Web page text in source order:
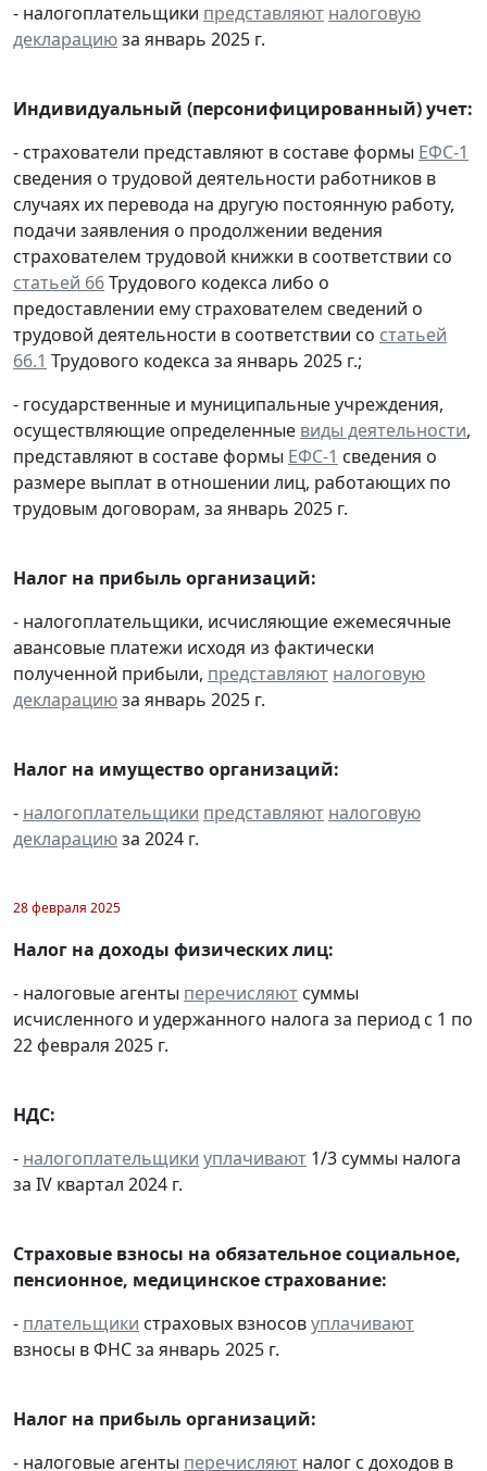
- налогоплательщики представляют налоговую
декларациюза январь 2025 г.
Индивидуальный (персонифицированный) учет:
- страхователи представляют в составе формы ЕФС-1
сведения о трудовой деятельности работников в
случаях их перевода на другую постоянную работу,
подачи заявления о продолжении ведения
страхователем трудовой книжки в соответствии со
статьей 66Трудового кодекса либо о
предоставлении ему страхователем сведений о
трудовой деятельности в соответствии со статьей
66.1 Трудового кодекса за январь 2025 г.;
- государственные и муниципальные учреждения,
осуществляющие определенные виды деятельности,
представляют в составе формы ЕФС-1 сведения о
размере выплат в отношении лиц, работающих по
трудовым договорам, за январь 2025 г.
Налог на прибыль организаций:
- налогоплательщики, исчисляющие ежемесячные
авансовые платежи исходя из фактически
полученной прибыли, представляют налоговую
декларациюза январь 2025 г.
Налог на имущество организаций:
- налогоплательщики представляют налоговую
декларациюза 2024 г.
28 февраля 2025
Налог на доходы физических лиц:
- налоговые агенты перечисляют суммы
исчисленного и удержанного налога за период с 1 по
22 февраля 2025 г.
НДС:
- налогоплательщики уплачивают 1/3 суммы налога
за IV квартал 2024 г.
Страховые взносы на обязательное социальное,
пенсионное, медицинское страхование:
- плательщики страховых взносовуплачивают
взносы в ФНС за январь 2025 г.
Налог на прибыль организаций:
- налоговые агенты перечисляют налог с доходов в